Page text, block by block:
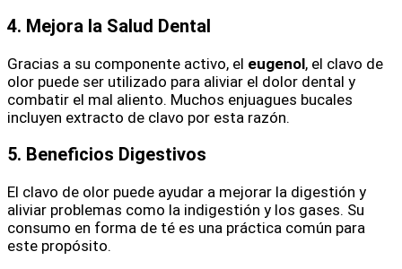
4. Mejora la Salud Dental
Gracias a su componente activo, el eugenol, el clavo de
olor puede ser utilizado para aliviar el dolor dental y
combatir el mal aliento. Muchos enjuagues bucales
incluyen extracto de clavo por esta razón.
5. Beneficios Digestivos
El clavo de olor puede ayudar a mejorar la digestión y
aliviar problemas como la indigestión y los gases. Su
consumo en forma de té es una práctica común para
este propósito.